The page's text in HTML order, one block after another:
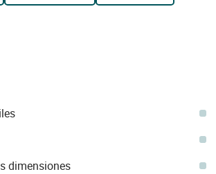
dimensiones